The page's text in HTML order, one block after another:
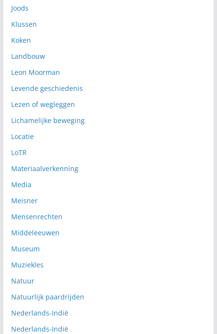
Joods
Klussen
Koken
Landbouw
Leon Moorman
Levende geschiedenis
Lezen of wegleggen
Lichamelijke beweging
Locatie
LoTR
Materiaalverkenning
Media
Meisner
Mensenrechten
Middeleeuwen
Museum
Muziekles
Natuur
Natuurlijk paardrijden
Nederlands-Indië
Nederlands-Indië